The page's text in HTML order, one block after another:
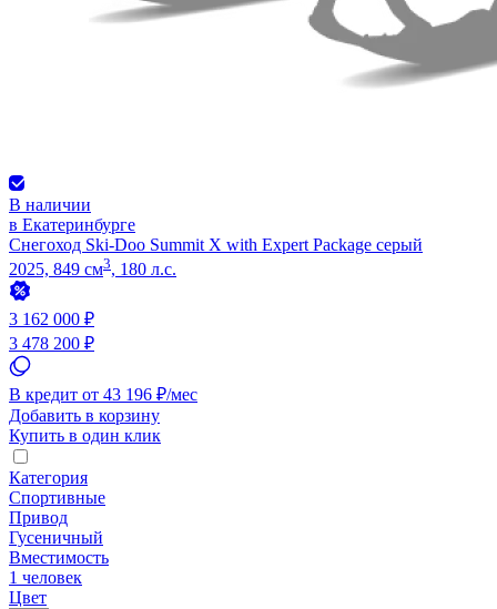
В наличии
в Екатеринбурге
Снегоход Ski-Doo Summit X with Expert Package серый
2025, 849 см3, 180 л.с.
3 162 000 ₽
3 478 200 ₽
В кредит от 43 196 ₽/мес
Добавить в корзину
Купить в один клик
Категория
Спортивные
Привод
Гусеничный
Вместимость
1 человек
Цвет